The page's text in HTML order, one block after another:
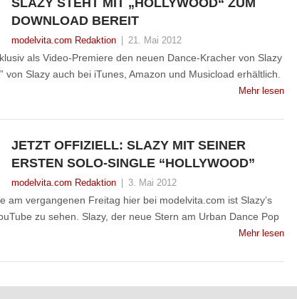
SLAZY STEHT MIT „HOLLYWOOD“ ZUM
DOWNLOAD BEREIT
modelvita.com Redaktion 21. Mai 2012
als Video-Premiere den neuen Dance-Kracher von Slazy
von Slazy auch bei iTunes, Amazon und Musicload erhältlich.
Mehr lesen
JETZT OFFIZIELL: SLAZY MIT SEINER
ERSTEN SOLO-SINGLE “HOLLYWOOD”
modelvita.com Redaktion 3. Mai 2012
am vergangenen Freitag hier bei modelvita.com ist Slazy’s
zu sehen. Slazy, der neue Stern am Urban Dance Pop
Mehr lesen